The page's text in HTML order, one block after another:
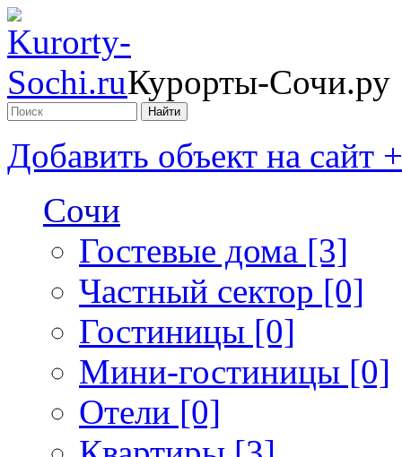
Курорты-Сочи.ру
Добавить объект на сайт +
Сочи
Гостевые дома [3]
Частный сектор [0]
Гостиницы [0]
Мини-гостиницы [0]
Отели [0]